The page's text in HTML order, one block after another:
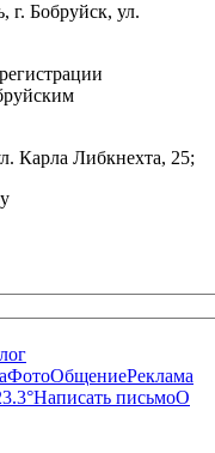
г. Бобруйск, ул.
Карла Либкнехта, 25;
ФотоОбщениеРеклама
Написать письмоО